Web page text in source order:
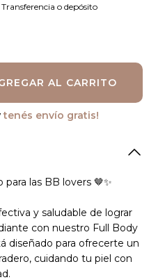
o depósito
tenés envío gratis!
las BB lovers 🤎✨
y saludable de lograr
con nuestro Full Body
diseñado para ofrecerte un
cuidando tu piel con